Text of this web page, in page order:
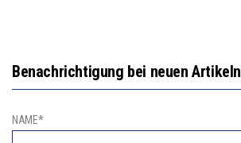
Benachrichtigung bei neuen Artikeln
NAME*